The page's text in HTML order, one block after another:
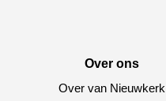
Over ons
Over van Nieuwkerk